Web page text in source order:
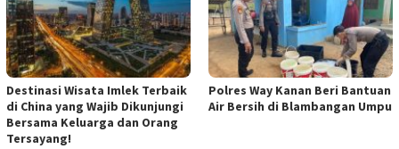
Destinasi Wisata Imlek Terbaik
di China yang Wajib Dikunjungi
Bersama Keluarga dan Orang
Tersayang!
Polres Way Kanan Beri Bantuan
Air Bersih di Blambangan Umpu